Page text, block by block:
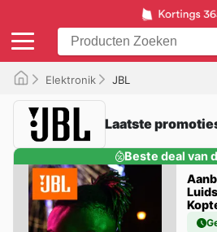
Elektronik JBL
Laatste
Beste deal van